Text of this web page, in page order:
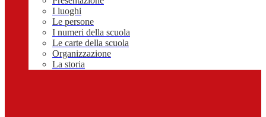
I luoghi
Le persone
I numeri della scuola
Le carte della scuola
Organizzazione
La storia